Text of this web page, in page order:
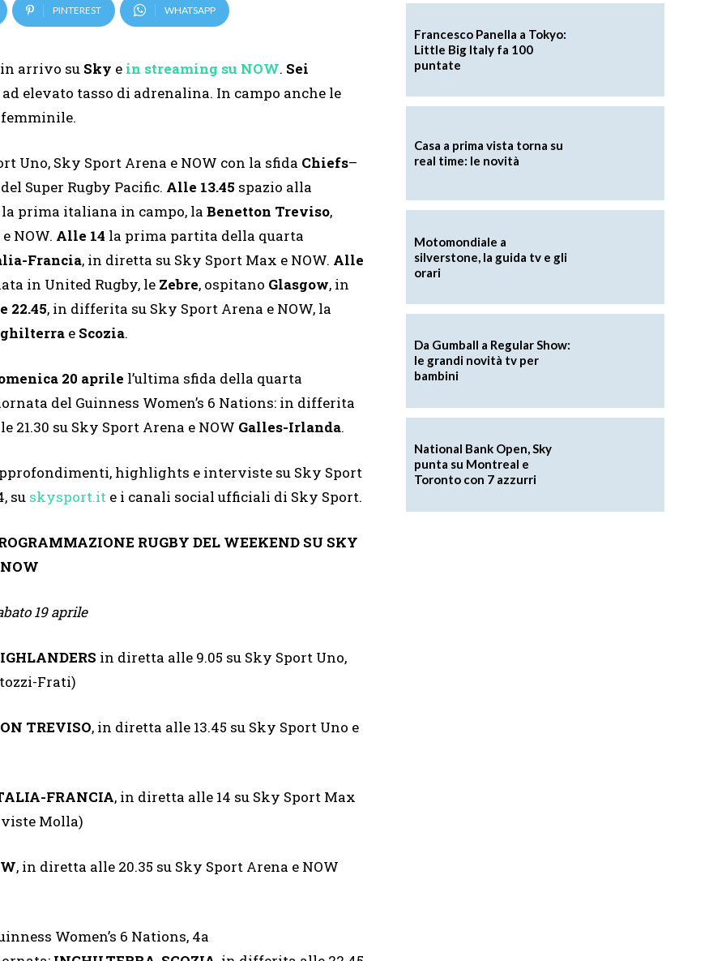
PINTEREST WHATSAPP
arrivo su Sky e in streaming su NOW. Sei
elevato tasso di adrenalina. In campo anche le
Uno, Sky Sport Arena e NOW con la sfida Chiefs–
Super Rugby Pacific. Alle 13.45 spazio alla
prima italiana in campo, la Benetton Treviso,
NOW. Alle 14 la prima partita della quarta
Francia, in diretta su Sky Sport Max e NOW. Alle
in United Rugby, le Zebre, ospitano Glasgow, in
22.45, in differita su Sky Sport Arena e NOW, la
e Scozia.
20 aprile l’ultima sfida della quarta
del Guinness Women’s 6 Nations: in differita
21.30 su Sky Sport Arena e NOW Galles-Irlanda.
highlights e interviste su Sky Sport
su skysport.it e i canali social ufficiali di Sky Sport.
RUGBY DEL WEEKEND SU SKY
19 aprile
in diretta alle 9.05 su Sky Sport Uno,
Frati)
TREVISO, in diretta alle 13.45 su Sky Sport Uno e
FRANCIA, in diretta alle 14 su Sky Sport Max
Molla)
, in diretta alle 20.35 su Sky Sport Arena e NOW
Women’s 6 Nations, 4a
Francesco Panella a Tokyo:
Little Big Italy fa 100
puntate
Casa a prima vista torna su
real time: le novità
Motomondiale a
silverstone, la guida tv e gli
orari
Da Gumball a Regular Show:
le grandi novità tv per
bambini
National Bank Open, Sky
punta su Montreal e
Toronto con 7 azzurri